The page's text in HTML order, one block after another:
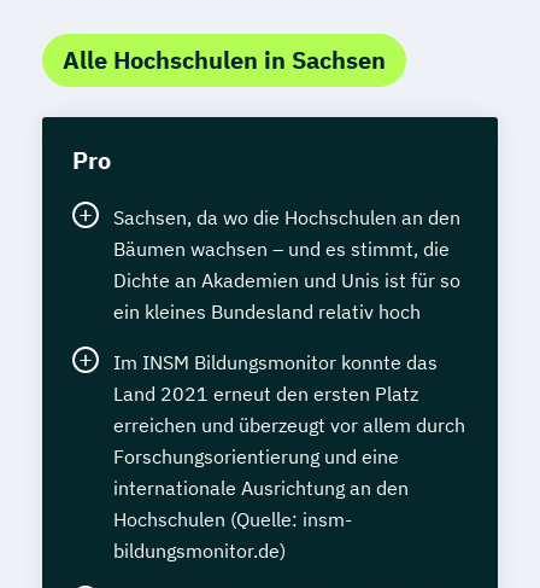
Alle Hochschulen in Sachsen
Pro
Sachsen, da wo die Hochschulen an den
Bäumen wachsen – und es stimmt, die
Dichte an Akademien und Unis ist für so
ein kleines Bundesland relativ hoch
Im INSM Bildungsmonitor konnte das
Land 2021 erneut den ersten Platz
erreichen und überzeugt vor allem durch
Forschungsorientierung und eine
internationale Ausrichtung an den
Hochschulen (Quelle: insm-
bildungsmonitor.de)